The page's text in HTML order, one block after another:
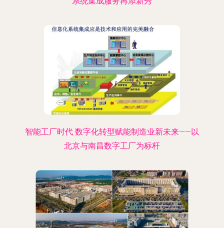
智能工厂时代 数字化转型赋能制造业新未来——以
北京与南昌数字工厂为标杆